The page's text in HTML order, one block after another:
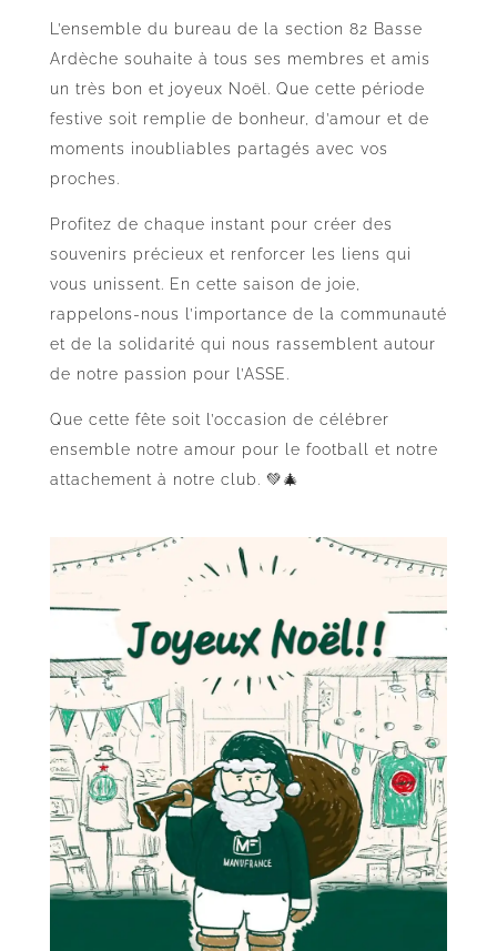
L’ensemble du bureau de la section 82 Basse
Ardèche souhaite à tous ses membres et amis
un très bon et joyeux Noël. Que cette période
festive soit remplie de bonheur, d’amour et de
moments inoubliables partagés avec vos
proches.
Profitez de chaque instant pour créer des
souvenirs précieux et renforcer les liens qui
vous unissent. En cette saison de joie,
rappelons-nous l’importance de la communauté
et de la solidarité qui nous rassemblent autour
de notre passion pour l’ASSE.
Que cette fête soit l’occasion de célébrer
ensemble notre amour pour le football et notre
attachement à notre club. 💚🎄